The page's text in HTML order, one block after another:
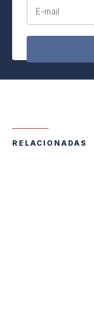
E-mail
RELACIONADAS